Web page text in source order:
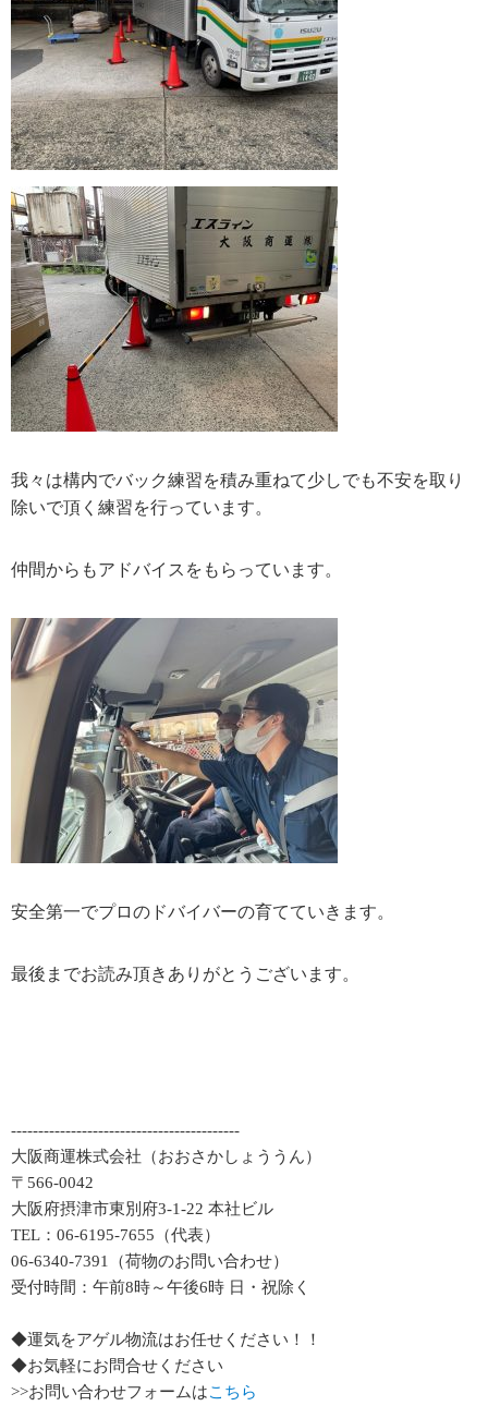
我々は構内でバック練習を積み重ねて少しでも不安を取り
除いで頂く練習を行っています。
仲間からもアドバイスをもらっています。
安全第一でプロのドバイバーの育てていきます。
最後までお読み頂きありがとうございます。
------------------------------------------
大阪商運株式会社（おおさかしょううん）
〒566-0042
大阪府摂津市東別府3-1-22 本社ビル
TEL：06-6195-7655（代表）
06-6340-7391（荷物のお問い合わせ）
受付時間：午前8時～午後6時 日・祝除く
◆運気をアゲル物流はお任せください！！
◆お気軽にお問合せください
>>お問い合わせフォームはこちら